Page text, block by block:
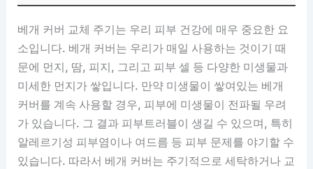
베개 커버 교체 주기는 우리 피부 건강에 매우 중요한 요
소입니다. 베개 커버는 우리가 매일 사용하는 것이기 때
문에 먼지, 땀, 피지, 그리고 피부 셀 등 다양한 미생물과
미세한 먼지가 쌓입니다. 만약 미생물이 쌓여있는 베개
커버를 계속 사용할 경우, 피부에 미생물이 전파될 우려
가 있습니다. 그 결과 피부트러블이 생길 수 있으며, 특히
알레르기성 피부염이나 여드름 등 피부 문제를 야기할 수
있습니다. 따라서 베개 커버는 주기적으로 세탁하거나 교